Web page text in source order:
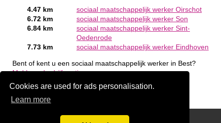
Cookies are used for ads personalisation.
Learn more
4.47 km
sociaal maatschappelijk werker Oirschot
6.72 km
sociaal maatschappelijk werker Son
6.84 km
sociaal maatschappelijk werker Sint-
Oedenrode
7.73 km
sociaal maatschappelijk werker Eindhoven
Bent of kent u een sociaal maatschappelijk werker in Best?
Meld een bedrijf gratis aan